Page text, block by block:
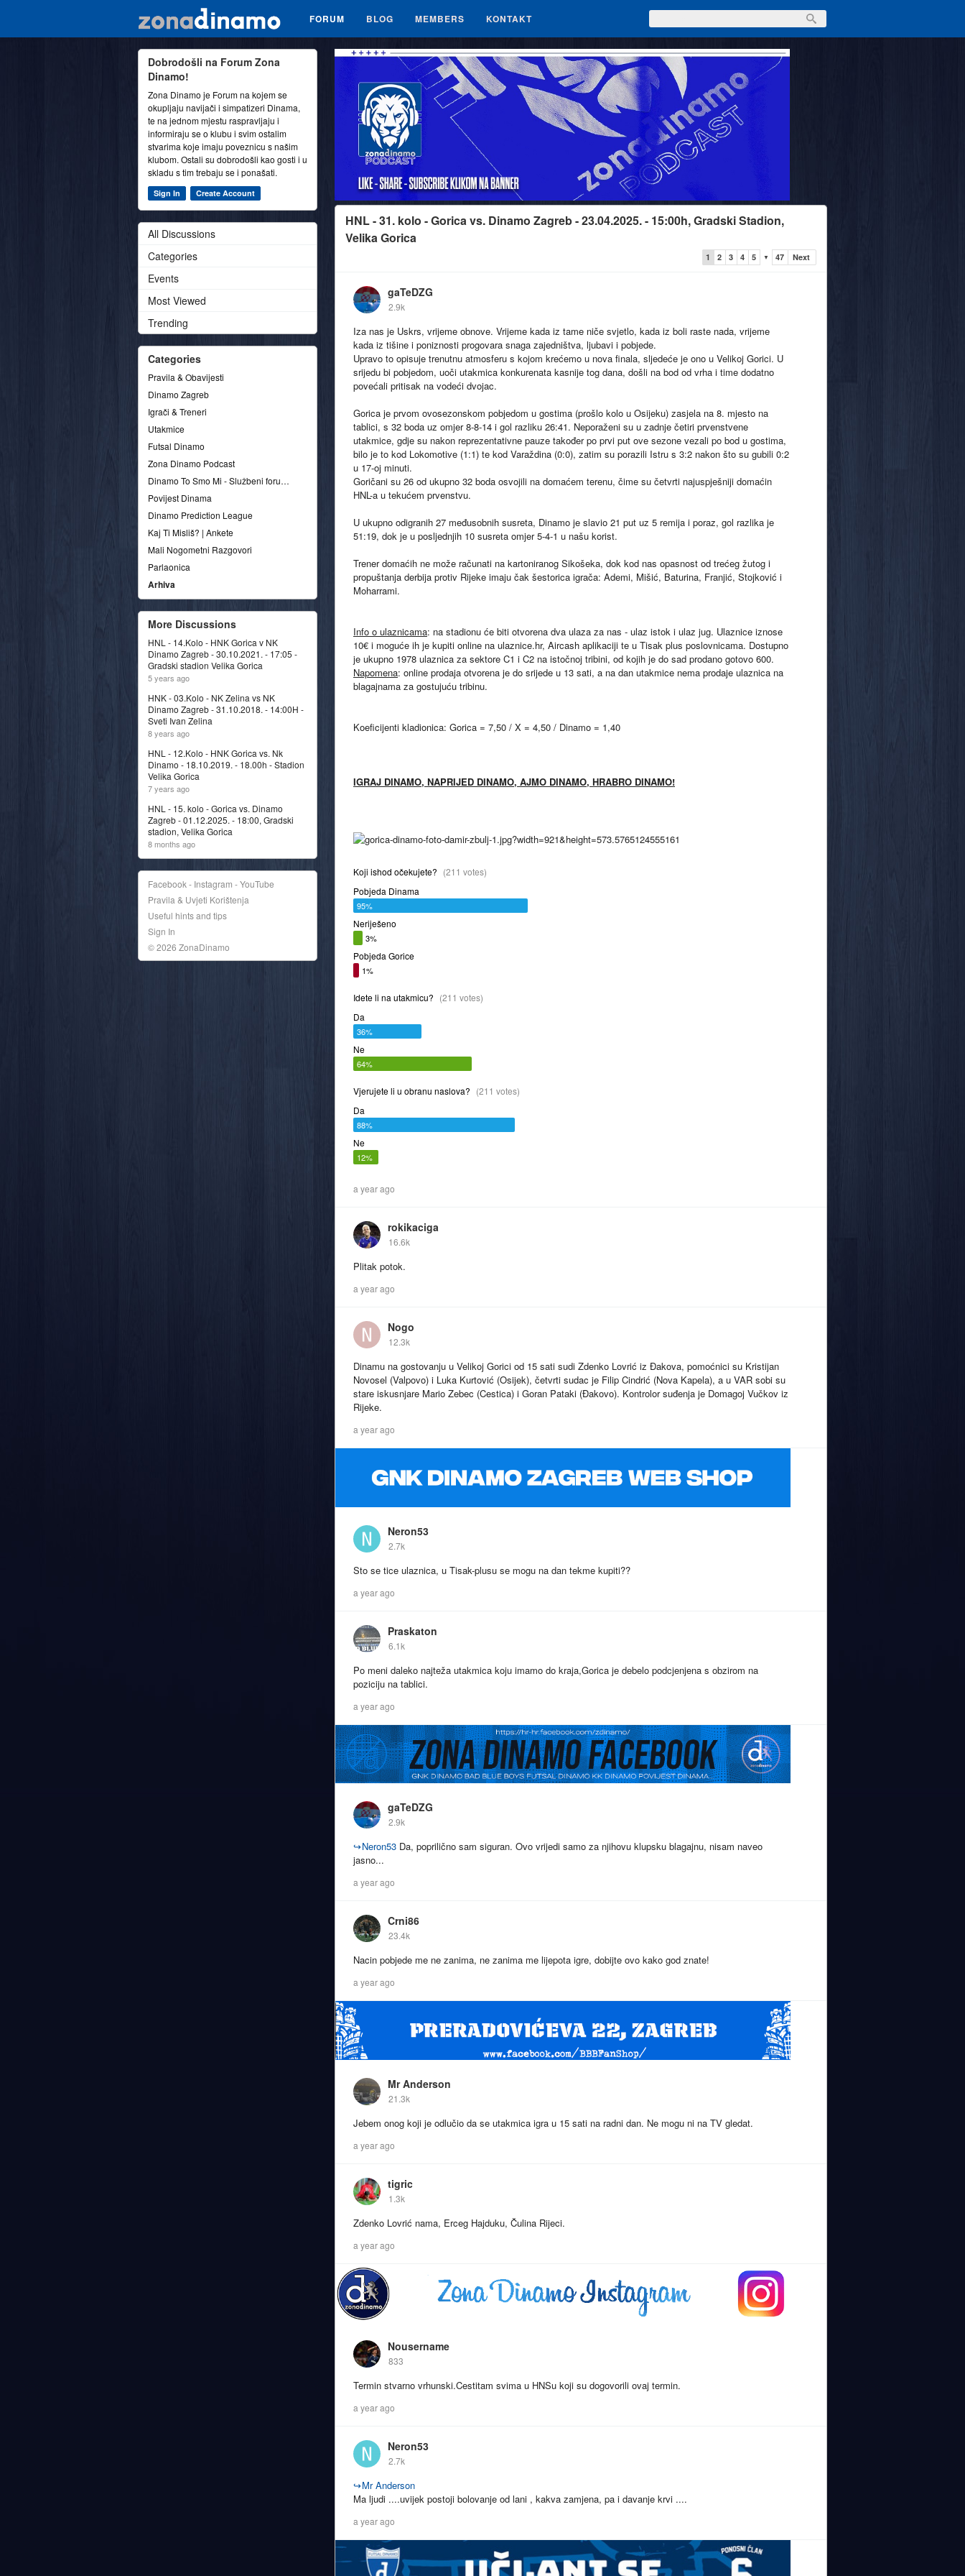
FORUM BLOG MEMBERS KONTAKT
HNL - 31. kolo - Gorica vs. Dinamo Zagreb - 23.04.2025. - 15:00h, Gradski Stadion,
Velika Gorica
1 2 3 4 5 ▼ 47 Next
gaTeDZG
2.9k
Iza nas je Uskrs, vrijeme obnove. Vrijeme kada iz tame niče svjetlo, kada iz boli raste nada, vrijeme
kada iz tišine i poniznosti progovara snaga zajedništva, ljubavi i pobjede.
Upravo to opisuje trenutnu atmosferu s kojom krećemo u nova finala, sljedeće je ono u Velikoj Gorici. U
srijedu bi pobjedom, uoči utakmica konkurenata kasnije tog dana, došli na bod od vrha i time dodatno
povećali pritisak na vodeći dvojac.
Gorica je prvom ovosezonskom pobjedom u gostima (prošlo kolo u Osijeku) zasjela na 8. mjesto na
tablici, s 32 boda uz omjer 8-8-14 i gol razliku 26:41. Neporaženi su u zadnje četiri prvenstvene
utakmice, gdje su nakon reprezentativne pauze također po prvi put ove sezone vezali po bod u gostima,
bilo je to kod Lokomotive (1:1) te kod Varaždina (0:0), zatim su porazili Istru s 3:2 nakon što su gubili 0:2
u 17-oj minuti.
Goričani su 26 od ukupno 32 boda osvojili na domaćem terenu, čime su četvrti najuspješniji domaćin
HNL-a u tekućem prvenstvu.
U ukupno odigranih 27 međusobnih susreta, Dinamo je slavio 21 put uz 5 remija i poraz, gol razlika je
51:19, dok je u posljednjih 10 susreta omjer 5-4-1 u našu korist.
Trener domaćih ne može računati na kartoniranog Sikošeka, dok kod nas opasnost od trećeg žutog i
propuštanja derbija protiv Rijeke imaju čak šestorica igrača: Ademi, Mišić, Baturina, Franjić, Stojković i
Moharrami.
Info o ulaznicama: na stadionu će biti otvorena dva ulaza za nas - ulaz istok i ulaz jug. Ulaznice iznose
10€ i moguće ih je kupiti online na ulaznice.hr, Aircash aplikaciji te u Tisak plus poslovnicama. Dostupno
je ukupno 1978 ulaznica za sektore C1 i C2 na istočnoj tribini, od kojih je do sad prodano gotovo 600.
Napomena: online prodaja otvorena je do srijede u 13 sati, a na dan utakmice nema prodaje ulaznica na
blagajnama za gostujuću tribinu.
Koeficijenti kladionica: Gorica = 7,50 / X = 4,50 / Dinamo = 1,40
IGRAJ DINAMO, NAPRIJED DINAMO, AJMO DINAMO, HRABRO DINAMO!
Koji ishod očekujete? (211 votes)
Pobjeda Dinama
95%
Neriješeno
3%
Pobjeda Gorice
1%
Idete li na utakmicu? (211 votes)
Da
36%
Ne
64%
Vjerujete li u obranu naslova? (211 votes)
Da
88%
Ne
12%
a year ago
rokikaciga
16.6k
Plitak potok.
a year ago
Nogo
12.3k
Dinamu na gostovanju u Velikoj Gorici od 15 sati sudi Zdenko Lovrić iz Đakova, pomoćnici su Kristijan
Novosel (Valpovo) i Luka Kurtović (Osijek), četvrti sudac je Filip Cindrić (Nova Kapela), a u VAR sobi su
stare iskusnjare Mario Zebec (Cestica) i Goran Pataki (Đakovo). Kontrolor suđenja je Domagoj Vučkov iz
Rijeke.
a year ago
Neron53
2.7k
Sto se tice ulaznica, u Tisak-plusu se mogu na dan tekme kupiti??
a year ago
Praskaton
6.1k
Po meni daleko najteža utakmica koju imamo do kraja,Gorica je debelo podcjenjena s obzirom na
poziciju na tablici.
a year ago
gaTeDZG
2.9k
↪Neron53 Da, poprilično sam siguran. Ovo vrijedi samo za njihovu klupsku blagajnu, nisam naveo
jasno...
a year ago
Crni86
23.4k
Nacin pobjede me ne zanima, ne zanima me lijepota igre, dobijte ovo kako god znate!
a year ago
Mr Anderson
21.3k
Jebem onog koji je odlučio da se utakmica igra u 15 sati na radni dan. Ne mogu ni na TV gledat.
a year ago
tigric
1.3k
Zdenko Lovrić nama, Erceg Hajduku, Čulina Rijeci.
a year ago
Nousername
833
Termin stvarno vrhunski.Cestitam svima u HNSu koji su dogovorili ovaj termin.
a year ago
Neron53
2.7k
↪Mr Anderson
Ma ljudi ....uvijek postoji bolovanje od lani , kakva zamjena, pa i davanje krvi ....
a year ago
Dobrodošli na Forum Zona
Dinamo!
Zona Dinamo je Forum na kojem se
okupljaju navijači i simpatizeri Dinama,
te na jednom mjestu raspravljaju i
informiraju se o klubu i svim ostalim
stvarima koje imaju poveznicu s našim
klubom. Ostali su dobrodošli kao gosti i u
skladu s tim trebaju se i ponašati.
Sign In Create Account
All Discussions
Categories
Events
Most Viewed
Trending
Categories
Pravila & Obavijesti
Dinamo Zagreb
Igrači & Treneri
Utakmice
Futsal Dinamo
Zona Dinamo Podcast
Dinamo To Smo Mi - Službeni forum udruge
Povijest Dinama
Dinamo Prediction League
Kaj Ti Misliš? | Ankete
Mali Nogometni Razgovori
Parlaonica
Arhiva
More Discussions
HNL - 14.Kolo - HNK Gorica v NK
Dinamo Zagreb - 30.10.2021. - 17:05 -
Gradski stadion Velika Gorica
5 years ago
HNK - 03.Kolo - NK Zelina vs NK
Dinamo Zagreb - 31.10.2018. - 14:00H -
Sveti Ivan Zelina
8 years ago
HNL - 12.Kolo - HNK Gorica vs. Nk
Dinamo - 18.10.2019. - 18.00h - Stadion
Velika Gorica
7 years ago
HNL - 15. kolo - Gorica vs. Dinamo
Zagreb - 01.12.2025. - 18:00, Gradski
stadion, Velika Gorica
8 months ago
Facebook - Instagram - YouTube
Pravila & Uvjeti Korištenja
Useful hints and tips
Sign In
© 2026 ZonaDinamo